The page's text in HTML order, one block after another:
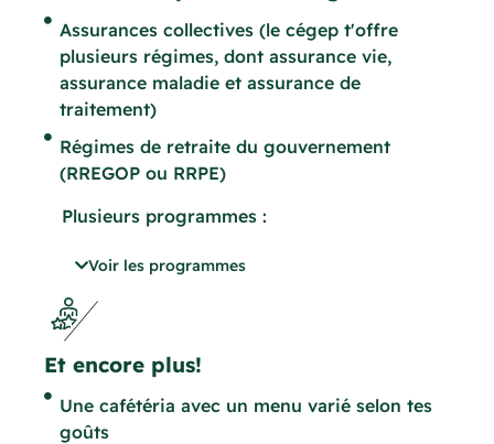
Assurances collectives (le cégep t'offre
plusieurs régimes, dont assurance vie,
assurance maladie et assurance de
traitement)
Régimes de retraite du gouvernement
(RREGOP ou RRPE)
Plusieurs programmes :
d’intégration : un accueil chaleureux et
sur mesure pour que tu sois rapidement à
l’aise, connecté(e) et prêt(e) à contribuer,
tout en bénéficiant d’un soutien continu
pour une transition en douceur et une
réussite assurée.
02 – Programmes de perfectionnement :
Voir les programmes
Et encore plus!
Une cafétéria avec un menu varié selon tes
goûts